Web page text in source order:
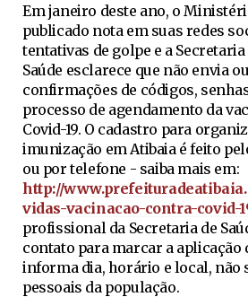
Em janeiro deste ano, o
publicado nota em suas redes
tentativas de golpe e a
Saúde esclarece que não envia
confirmações de códigos,
processo de agendamento da
Covid-19. O cadastro para
imunização em Atibaia é feito
ou por telefone - saiba mais em:
http://
vidas-vacinacao-contra-covid-
profissional da Secretaria de
contato para marcar a aplicação
informa dia, horário e local, não
pessoais da população.